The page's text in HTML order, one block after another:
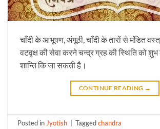
चाँदी के आभूषण, अंगूठी, चाँदी के तारों से मंडित
वटवृक्ष की सेवा करने चन्द्र ग्रह की स्थिति को
शान्ति कि जा सकती है।
CONTINUE READING →
Posted inJyotish Taggedchandra